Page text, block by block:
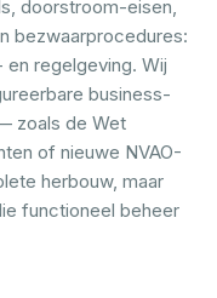
doorstroom-eisen,
bezwaarprocedures:
regelgeving. Wij
business-
zoals de Wet
of nieuwe NVAO-
herbouw, maar
functioneel beheer